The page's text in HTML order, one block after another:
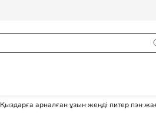
Қыздарға арналған ұзын жеңді питер пэн